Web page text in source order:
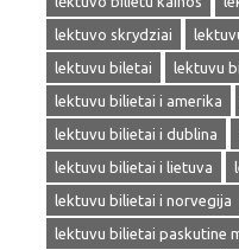
lektuvo skrydziai
lektuvu biletai
lektuvu
lektuvu bilietai i amerika
lektuvu bilietai i dublina
lektuvu bilietai i lietuva
lektuvu bilietai i norvegija
lektuvu bilietai paskutine